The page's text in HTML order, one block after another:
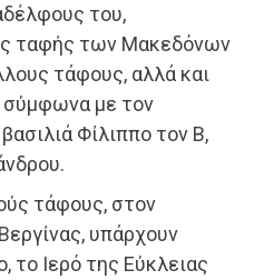
του,
ταφής των Μακεδόνων
τάφους, αλλά και
σύμφωνα με τον
Φίλιππο τον Β,
τάφους, στον
υπάρχουν
το Ιερό της Εύκλειας